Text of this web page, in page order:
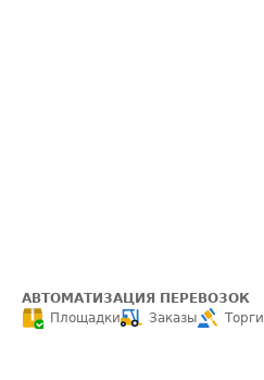
АВТОМАТИЗАЦИЯ ПЕРЕВОЗОК
Площадки
Заказы Торги